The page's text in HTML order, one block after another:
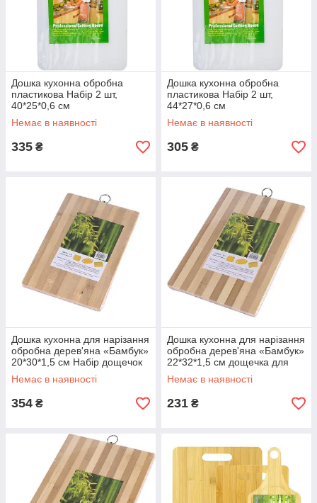
Дошка кухонна обробна
пластикова Набір 2 шт,
40*25*0,6 см
Немає в наявності
335 ₴
Дошка кухонна обробна
пластикова Набір 2 шт,
44*27*0,6 см
Немає в наявності
305 ₴
Дошка кухонна для нарізання
обробна дерев'яна «Бамбук»
20*30*1,5 см Набір дощечок
для кухні 2 штуки
Немає в наявності
354 ₴
Дошка кухонна для нарізання
обробна дерев'яна «Бамбук»
22*32*1,5 см дощечка для
кухні
Немає в наявності
231 ₴